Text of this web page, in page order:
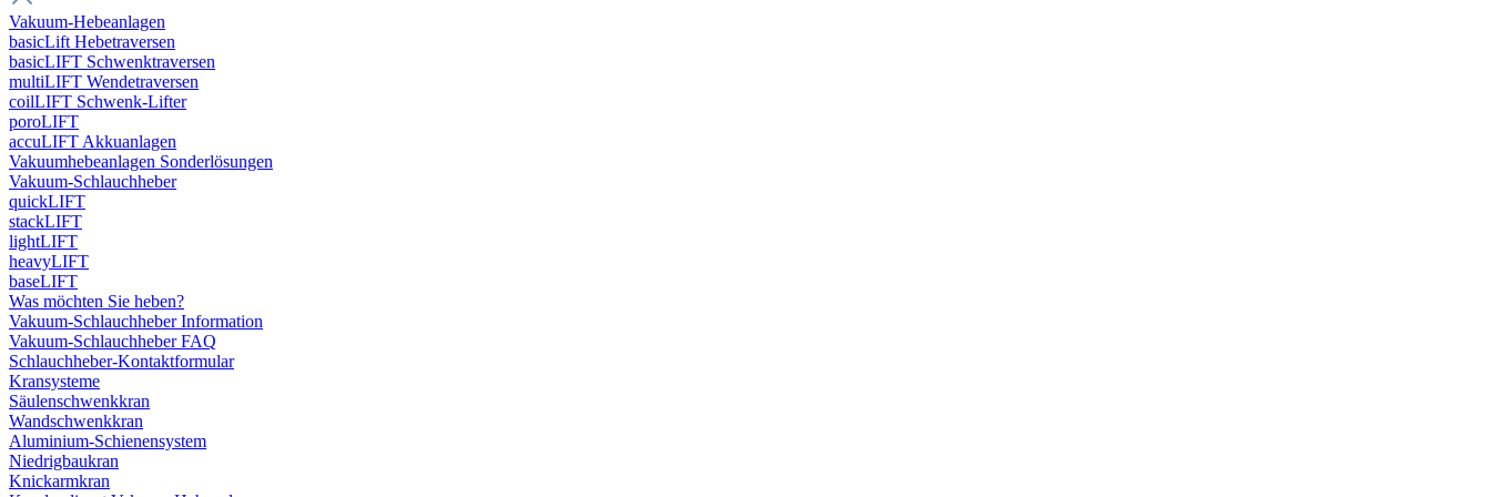
Vakuum-Hebeanlagen
basicLift Hebetraversen
basicLIFT Schwenktraversen
multiLIFT Wendetraversen
coilLIFT Schwenk-Lifter
poroLIFT
accuLIFT Akkuanlagen
Vakuumhebeanlagen Sonderlösungen
Vakuum-Schlauchheber
quickLIFT
stackLIFT
lightLIFT
heavyLIFT
baseLIFT
Was möchten Sie heben?
Vakuum-Schlauchheber Information
Vakuum-Schlauchheber FAQ
Schlauchheber-Kontaktformular
Kransysteme
Säulenschwenkkran
Wandschwenkkran
Aluminium-Schienensystem
Niedrigbaukran
Knickarmkran